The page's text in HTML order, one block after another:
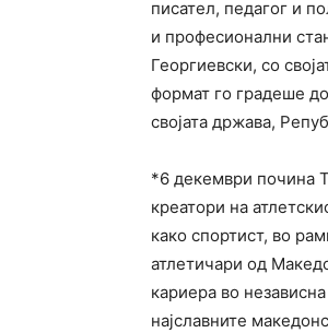
писател, педагог и
и професионални
Георгиевски, со
формат го градеше
својата држава,
*6 декември почина
креатори на
како спортист, во
атлетичари од
кариера во
најславните